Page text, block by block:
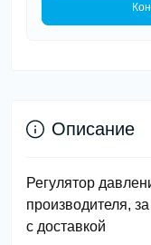
Описание
Регулятор
производителя,
с доставкой